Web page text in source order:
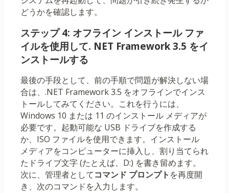
どうかを確認します。
ステップ 4: オフライン インストール ファ
イルを使用して. NET Framework 3.5 をイ
ンストールする
最後の手段として、前の手順で問題が解決しない場
合は、.NET Framework 3.5 をオフラインでインス
トールしてみてください。これを行うには、
Windows 10 または 11 のインストール メディアが
必要です。起動可能な USB ドライブを作成する
か、ISO ファイルを使用できます。インストール
メディアをコンピューターに挿入し、割り当てられ
たドライブ文字 (たとえば、D:) を書き留めます。
次に、管理者としてコマンド プロンプト を再度開
き、次のコマンドを入力します。